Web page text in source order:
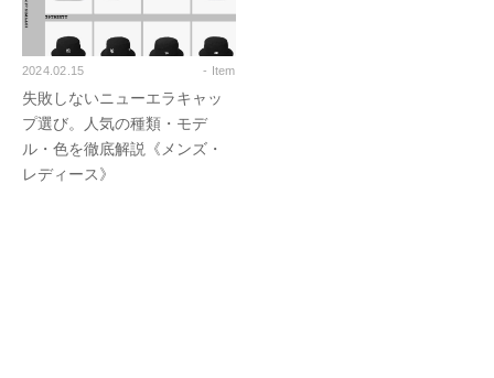
2024.02.15 - Item
失敗しないニューエラキャッ
プ選び。人気の種類・モデ
ル・色を徹底解説《メンズ・
レディース》